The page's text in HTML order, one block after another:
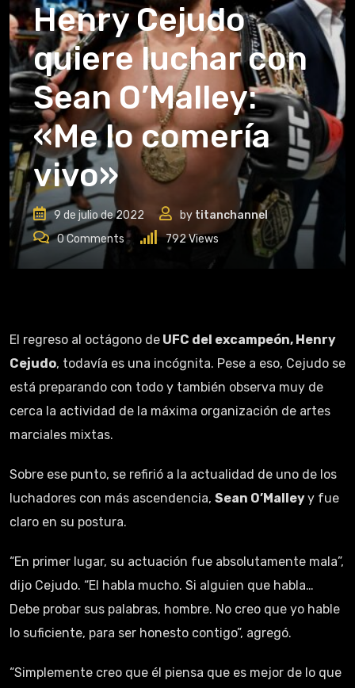
Henry Cejudo
quiere luchar con
Sean O’Malley:
«Me lo comería
vivo»
9 de julio de 2022 by titanchannel
0Comments 792Views
El regreso al octágono de UFC del excampeón, Henry
Cejudo, todavía es una incógnita. Pese a eso, Cejudo se
está preparando con todo y también observa muy de
cerca la actividad de la máxima organización de artes
marciales mixtas.
Sobre ese punto, se refirió a la actualidad de uno de los
luchadores con más ascendencia, Sean O’Malleyy fue
claro en su postura.
“En primer lugar, su actuación fue absolutamente mala”,
dijo Cejudo. “El habla mucho. Si alguien que habla…
Debe probar sus palabras, hombre. No creo que yo hable
lo suficiente, para ser honesto contigo”, agregó.
“Simplemente creo que él piensa que es mejor de lo que